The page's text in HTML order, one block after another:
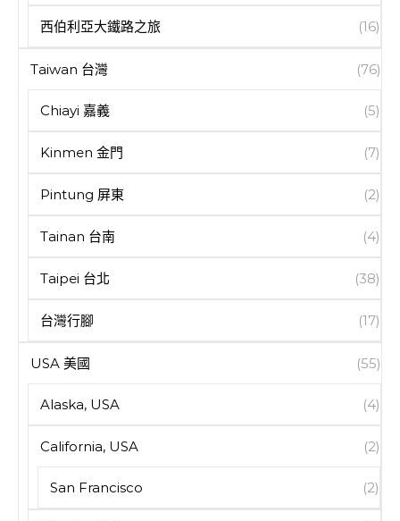
西伯利亞大鐵路之旅 (16)
Taiwan 台灣 (76)
Chiayi 嘉義 (5)
Kinmen 金門 (7)
Pintung 屏東 (2)
Tainan 台南 (4)
Taipei 台北 (38)
台灣行腳 (17)
USA 美國 (55)
Alaska, USA (4)
California, USA (2)
San Francisco (2)